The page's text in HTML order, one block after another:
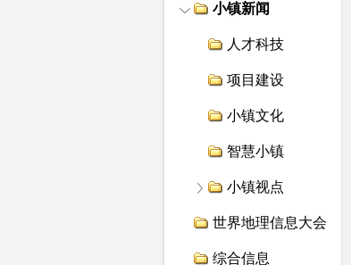
小镇新闻
人才科技
项目建设
小镇文化
智慧小镇
小镇视点
世界地理信息大会
综合信息